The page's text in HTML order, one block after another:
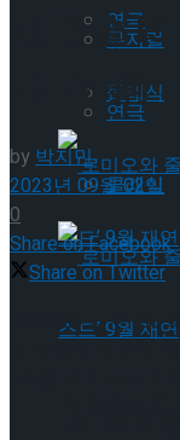
연극
클래식
‘로미오와
뮤지컬
연극
클래식
권민솔
차 金·銅
by박지민
2023년 09월 02일
0
Share on Facebook
Share on Twitter
2023/24 시즌 ISU